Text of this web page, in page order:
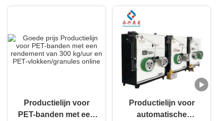
Productielijn voor
PET-banden met een
Productielijn voor
automatische